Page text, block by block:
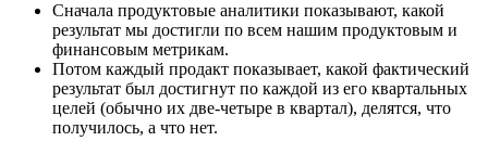
Сначала продуктовые аналитики показывают, какой
результат мы достигли по всем нашим продуктовым и
финансовым метрикам.
Потом каждый продакт показывает, какой фактический
результат был достигнут по каждой из его квартальных
целей (обычно их две-четыре в квартал), делятся, что
получилось, а что нет.